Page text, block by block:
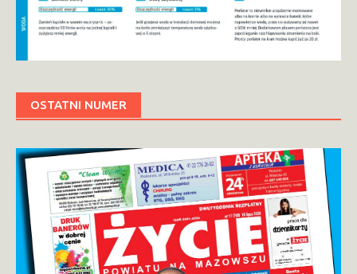
OSTATNI NUMER